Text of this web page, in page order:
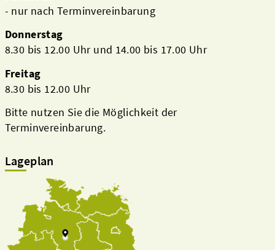
- nur nach Terminvereinbarung
Donnerstag
8.30 bis 12.00 Uhr und 14.00 bis 17.00 Uhr
Freitag
8.30 bis 12.00 Uhr
Bitte nutzen Sie die Möglichkeit der
Terminvereinbarung.
Lageplan